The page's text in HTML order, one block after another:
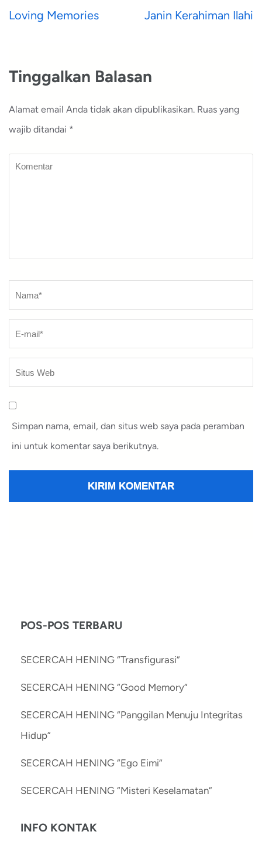
Navigasi
Loving Memories Janin Kerahiman Ilahi
Tinggalkan Balasan
Alamat email Anda tidak akan dipublikasikan. Ruas yang
wajib ditandai *
Komentar
Nama
Simpan nama, email, dan situs web saya pada peramban
ini untuk komentar saya berikutnya.
POS-POS TERBARU
SECERCAH HENING “Transfigurasi”
SECERCAH HENING “Good Memory”
SECERCAH HENING “Panggilan Menuju Integritas
Hidup”
SECERCAH HENING “Ego Eimi”
SECERCAH HENING “Misteri Keselamatan”
INFO KONTAK